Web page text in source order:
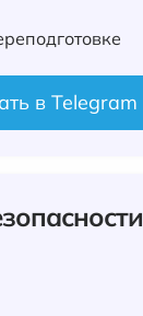
в Telegram